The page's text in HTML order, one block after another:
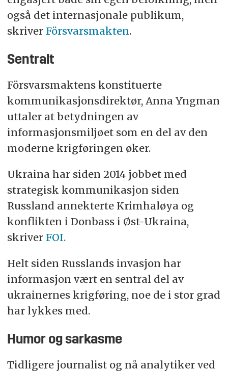
også det internasjonale publikum,
skriver Försvarsmakten.
Sentralt
Försvarsmaktens konstituerte
kommunikasjonsdirektør, Anna Yngman
uttaler at betydningen av
informasjonsmiljøet som en del av den
moderne krigføringen øker.
Ukraina har siden 2014 jobbet med
strategisk kommunikasjon siden
Russland annekterte Krimhaløya og
konflikten i Donbass i Øst-Ukraina,
skriver FOI.
Helt siden Russlands invasjon har
informasjon vært en sentral del av
ukrainernes krigføring, noe de i stor grad
har lykkes med.
Humor og sarkasme
Tidligere journalist og nå analytiker ved